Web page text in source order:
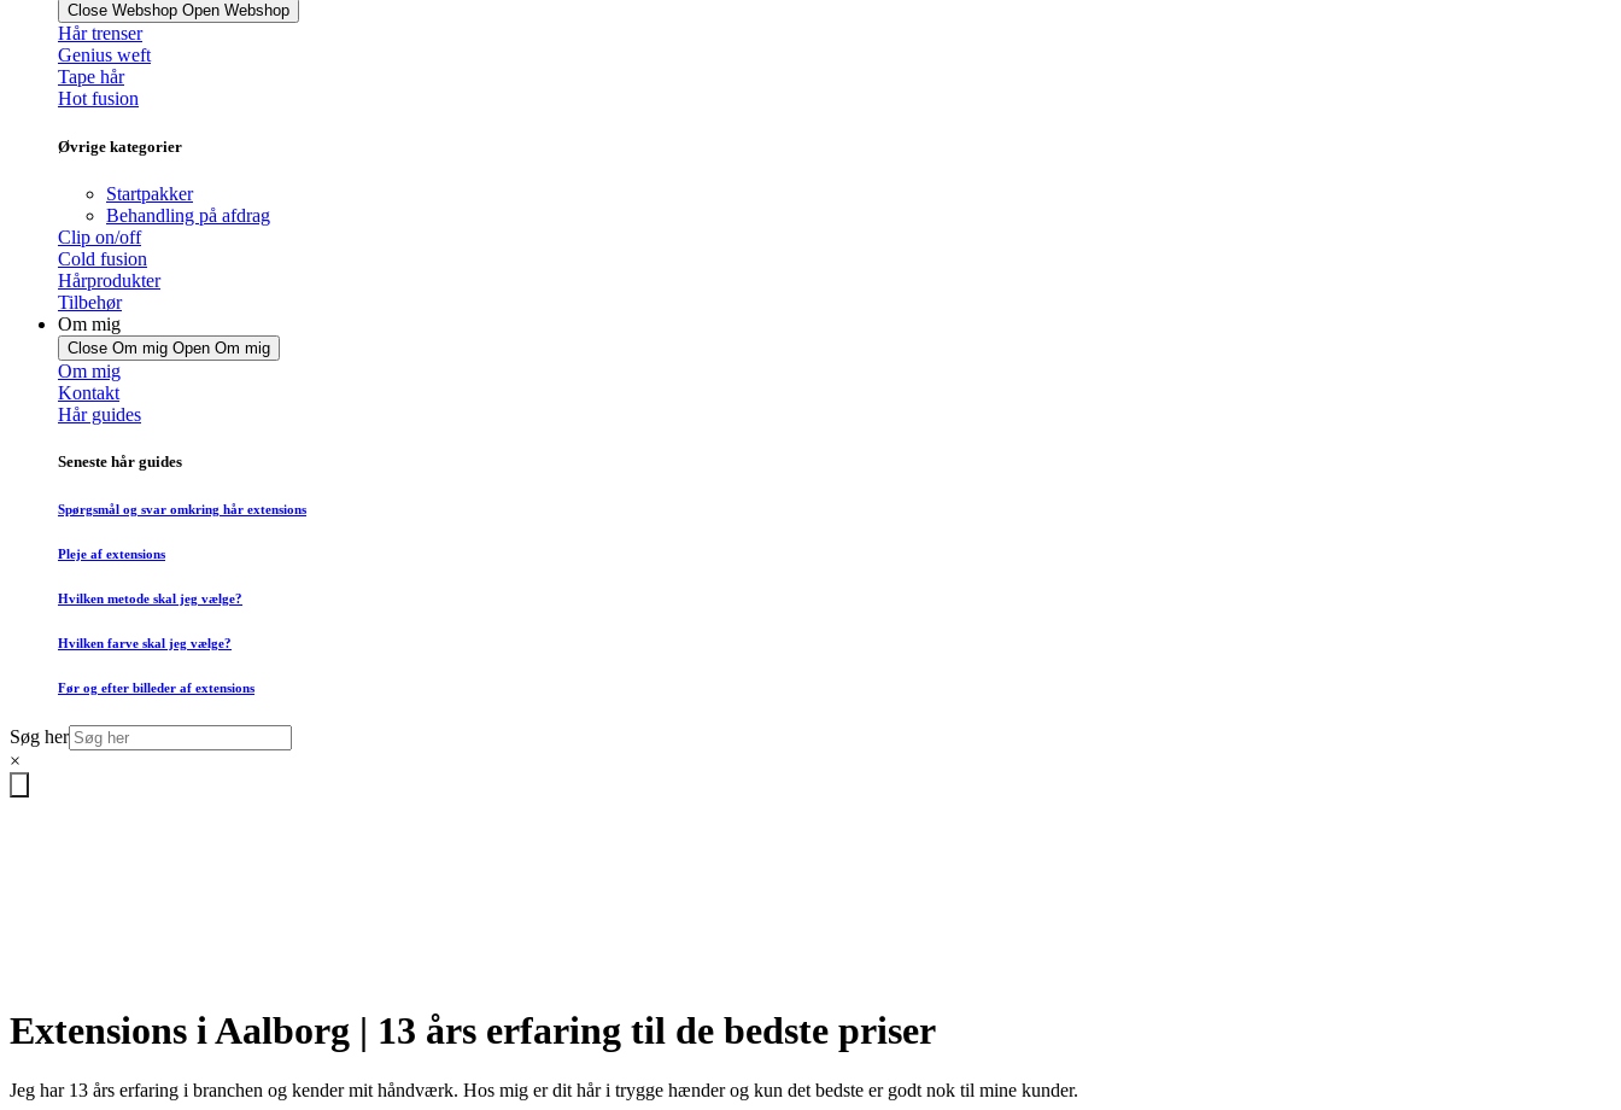
Close Webshop Open Webshop
Hår trenser
Genius weft
Tape hår
Hot fusion
Øvrige kategorier
Startpakker
Behandling på afdrag
Clip on/off
Cold fusion
Hårprodukter
Tilbehør
Om mig
Close Om mig Open Om mig
Om mig
Kontakt
Hår guides
Seneste hår guides
Spørgsmål og svar omkring hår extensions
Pleje af extensions
Hvilken metode skal jeg vælge?
Hvilken farve skal jeg vælge?
Før og efter billeder af extensions
Søg her
×
Extensions i Aalborg | 13 års erfaring til de bedste priser
Jeg har 13 års erfaring i branchen og kender mit håndværk. Hos mig er dit hår i trygge hænder og kun det bedste er godt nok til mine kunder.